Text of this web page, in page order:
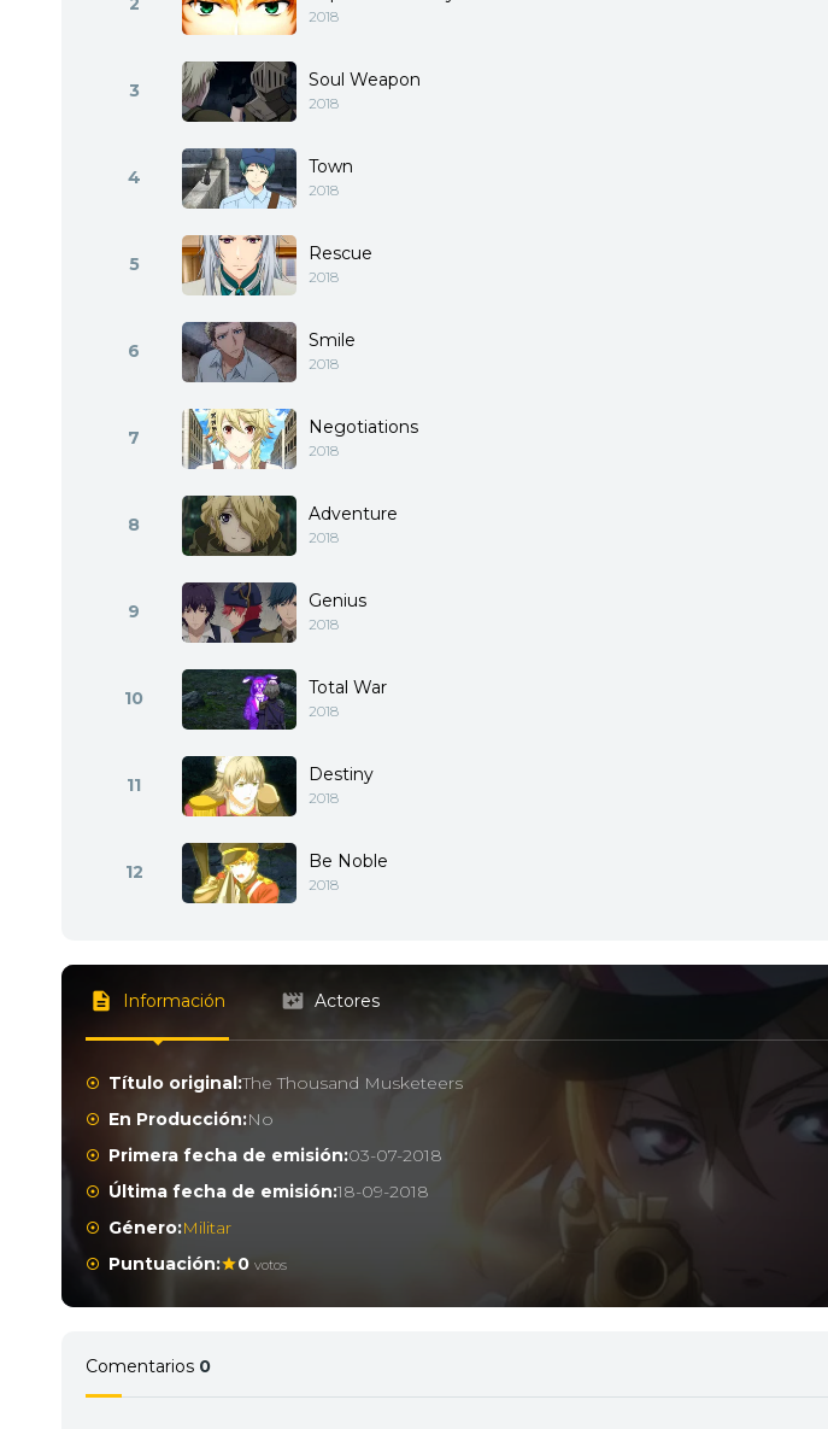
2018
3 Soul Weapon
2018
4 Town
2018
5 Rescue
2018
6 Smile
2018
7 Negotiations
2018
8 Adventure
2018
9 Genius
2018
10 Total War
2018
11 Destiny
2018
12 Be Noble
2018
Información Actores
Título original:The Thousand Musketeers
En Producción:No
Primera fecha de emisión:03-07-2018
Última fecha de emisión:18-09-2018
Género:Militar
Puntuación:
0 votos
Comentarios 0